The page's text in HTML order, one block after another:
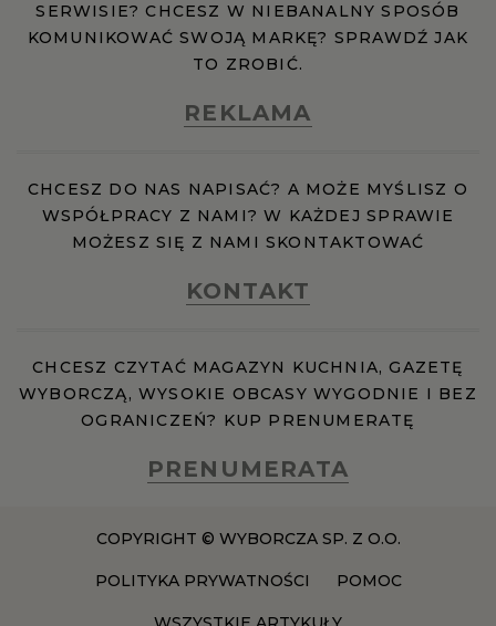
SERWISIE? CHCESZ W NIEBANALNY SPOSÓB
KOMUNIKOWAĆ SWOJĄ MARKĘ? SPRAWDŹ JAK
TO ZROBIĆ.
REKLAMA
CHCESZ DO NAS NAPISAĆ? A MOŻE MYŚLISZ O
WSPÓŁPRACY Z NAMI? W KAŻDEJ SPRAWIE
MOŻESZ SIĘ Z NAMI SKONTAKTOWAĆ
KONTAKT
CHCESZ CZYTAĆ MAGAZYN KUCHNIA, GAZETĘ
WYBORCZĄ, WYSOKIE OBCASY WYGODNIE I BEZ
OGRANICZEŃ? KUP PRENUMERATĘ
PRENUMERATA
COPYRIGHT © WYBORCZA SP. Z O.O.
POLITYKA PRYWATNOŚCI POMOC